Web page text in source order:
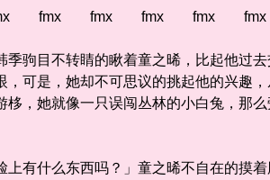
fmx fmx fmx fmx fmx
目不转睛的瞅着童之晞，比起他过去
，可是，她却不可思议的挑起他的兴趣
栘，她就像一只误闯丛林的小白兔，那
什么东西吗？」童之晞不自在的摸着